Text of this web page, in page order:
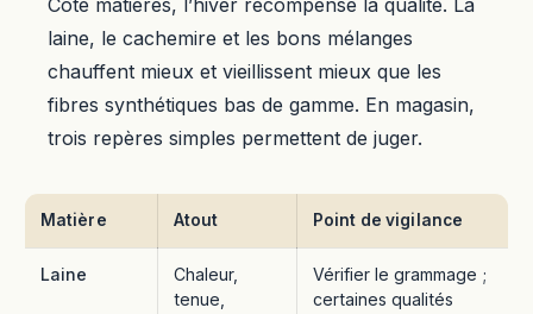
laine, le cachemire et les bons mélanges
chauffent mieux et vieillissent mieux que les
fibres synthétiques bas de gamme. En magasin,
trois repères simples permettent de juger.
Matière Atout Point de vigilance
Laine
Chaleur,
tenue,
Vérifier le grammage ;
certaines qualités